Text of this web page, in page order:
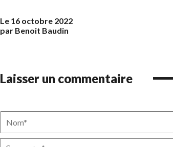
Le 16 octobre 2022
par Benoit Baudin
Laisser un commentaire